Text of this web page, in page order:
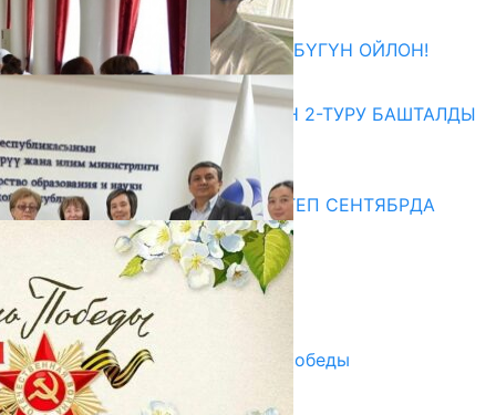
27.07.2026
ӨЗҮҢДҮН КЕЛЕЧЕГИҢ ҮЧҮН БҮГҮН ОЙЛОН!
20.07.2026
ЖОЖДОРГО КАБЫЛ АЛУУНУН 2-ТУРУ БАШТАЛДЫ
20.07.2026
Медиа
СУЗАКТА 750 ОРУНДУУ МЕКТЕП СЕНТЯБРДА
ПАЙДАЛАНУУГА БЕРИЛЕТ
07.08.2025
Улуу Жеңиштин жандуу сөзү
29.04.2025
Награды в преддверии Дня Победы
29.04.2025